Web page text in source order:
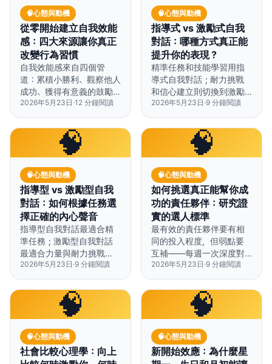
🧠心態與動機
從零開始建立自我效能
感：四大來源讓你真正
改變行為習慣
自我效能感來自四個管
道：累積小勝利、觀察他人
成功、獲得有意義的鼓勵、
重新解讀身體訊號——策
略性地疊加運用，才能帶
來持久改變。
2026年5月23日 ·12 分鐘閱讀
🧠心態與動機
指導式 vs 激勵式自我
對話：哪種方式真正能
提升你的表現？
精準任務和技能學習用指
導式自我對話；耐力挑戰
和信心建立則切換到激勵
式自我對話。
2026年5月23日 ·9 分鐘閱讀
🧠
🧠心態與動機
指導型 vs 激勵型自我
對話：如何根據任務選
擇正確的內心聲音
指導型自我對話最適合精
準任務；激勵型自我對話
最適合力量與耐力挑戰
——根據任務類型選對自
我對話方式，表現可提升
15-25%。
2026年5月23日 ·9 分鐘閱讀
🧠
🧠心態與動機
如何挑選真正能幫你成
功的責任夥伴：研究證
實的選人標準
最有效的責任夥伴要有相
同的投入程度，但弱點要
互補——每週一次深度對
話比每天碎念更有用。
2026年5月23日 ·9 分鐘閱讀
🧠
🧠心態與動機
社會比較心理學：向上
🧠
🧠心態與動機
新開始效應：為什麼星